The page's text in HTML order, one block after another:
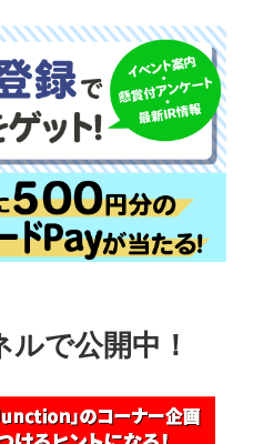
で公開中！